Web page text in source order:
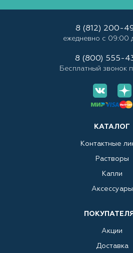
КАТАЛОГ
Контактные
Растворы
Капли
Аксессуары
Акции
Доставка
8 (812) 200-
ежедневно с 09:00
8 (800) 555-
Бесплатный звонок